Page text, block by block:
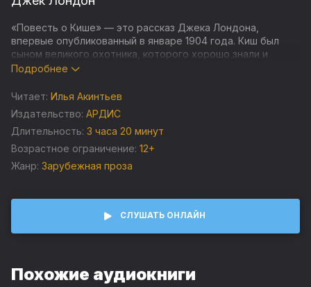
«Повесть о Кише» — это рассказ Джека Лондона,
впервые опубликованный в январе 1904 года. Киш был
сыном великого охотника, которого хорошо знали и
уважали в его племени. И когда мальчику исполнилось
искусным охотником был его отец, он обратился к
охотником, который принесёт своему народу много мяса.
Его высмеяли и разрешили уйти. Но Киш использовал
магию разума и поднялся от самого бедного иглу до
положения вождя в деревне. И все последующие годы
его народ был счастлив.
В аудиокнигу также включены рассказы писателя.
Подробнее
Читает: Илья Акинтьев
Издательство: АРДИС
Длительность: 3 часа 20 минут
Возрастное ограничение: 12+
Жанр: Зарубежная проза
СЛУШАТЬ ОНЛАЙН
Похожие аудиокниги